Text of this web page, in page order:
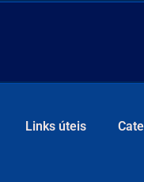
Links úteis